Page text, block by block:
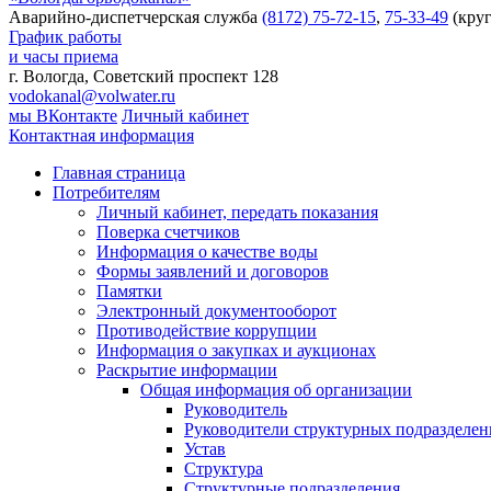
Аварийно-диспетчерская служба (8172) 75-72-15, 75-33-49
График работы
и часы приема
г. Вологда, Советский проспект 128
vodokanal@volwater.ru
мы ВКонтакте Личный кабинет
Контактная информация
Главная страница
Потребителям
Личный кабинет, передать показания
Поверка счетчиков
Информация о качестве воды
Формы заявлений и договоров
Памятки
Электронный документооборот
Противодействие коррупции
Информация о закупках и аукционах
Раскрытие информации
Общая информация об организации
Руководитель
Руководители структурных
Устав
Структура